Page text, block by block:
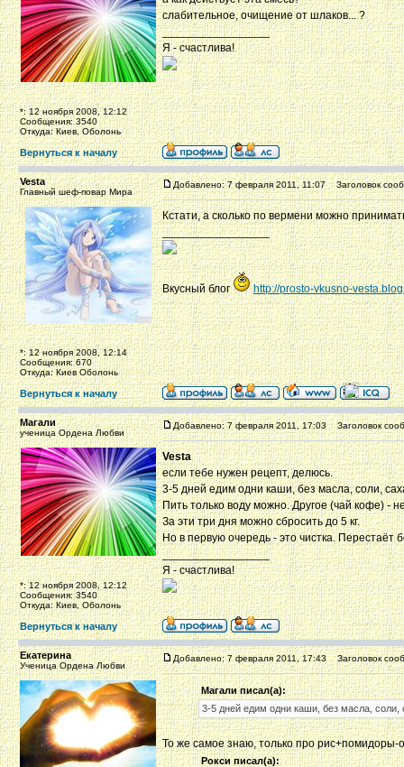
*: 12 ноября 2008, 12:12
Сообщения: 3540
Откуда: Киев, Оболонь
слабительное, очищение от шлаков... ?
_________________
Я - счастлива!
Вернуться к началу
Vesta
Главный шеф-повар Мира
*: 12 ноября 2008, 12:14
Сообщения: 670
Откуда: Киев Оболонь
Добавлено: 7 февраля 2011, 11:07 Заголовок
Кстати, а сколько по вермени можно
_________________
Вкусный блог http://prosto-vkusno-
Вернуться к началу
Магали
ученица Ордена Любви
*: 12 ноября 2008, 12:12
Сообщения: 3540
Откуда: Киев, Оболонь
Добавлено: 7 февраля 2011, 17:03 Заголовок
Vesta
если тебе нужен рецепт, делюсь.
3-5 дней едим одни каши, без масла, соли,
Пить только воду можно. Другое (чай кофе) -
За эти три дня можно сбросить до 5 кг.
Но в первую очередь - это чистка. Перестаёт
_________________
Я - счастлива!
Вернуться к началу
Екатерина
Ученица Ордена Любви
Добавлено: 7 февраля 2011, 17:43 Заголовок
Магали писал(а):
3-5 дней едим одни каши, без масла, соли,
То же самое знаю, только про рис+помидоры-
Рокси писал(а):